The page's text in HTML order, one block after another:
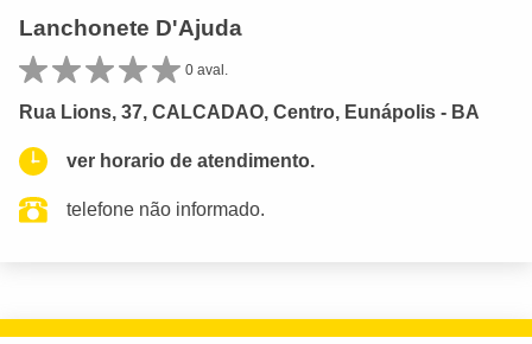
Lanchonete D'Ajuda
0 aval.
Rua Lions, 37, CALCADAO, Centro, Eunápolis - BA
ver horario de atendimento.
telefone não informado.